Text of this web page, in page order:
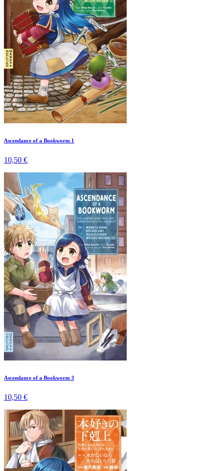
Ascendance of a Bookworm 1
10,50 €
Ascendance of a Bookworm 3
10,50 €